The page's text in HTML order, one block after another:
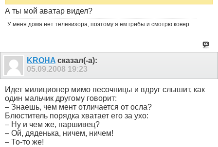
А ты мой аватар видел?
У меня дома нет телевизора, поэтому я ем грибы и смотрю ковер
KROHA сказал(-а):
05.09.2008 19:23
Идет милиционер мимо песочницы и вдруг слышит, как
один мальчик другому говорит:
– Знаешь, чем мент отличается от осла?
Блюститель порядка хватает его за ухо:
– Ну и чем же, паршивец?
– Ой, дяденька, ничем, ничем!
– То-то же!